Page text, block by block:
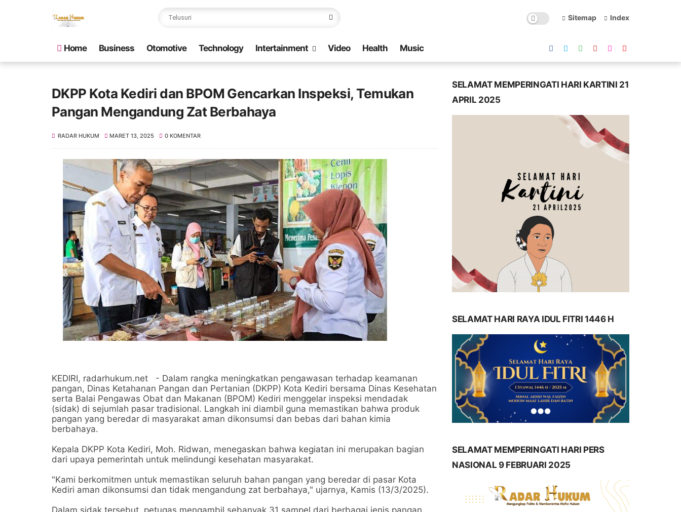
Sitemap Index
Home Business Otomotive Technology Intertainment Video Health Music
DKPP Kota Kediri dan BPOM Gencarkan Inspeksi, Temukan
Pangan Mengandung Zat Berbahaya
RADAR HUKUM MARET 13, 2025 0 KOMENTAR
KEDIRI, radarhukum.net - Dalam rangka meningkatkan pengawasan terhadap keamanan
pangan, Dinas Ketahanan Pangan dan Pertanian (DKPP) Kota Kediri bersama Dinas Kesehatan
serta Balai Pengawas Obat dan Makanan (BPOM) Kediri menggelar inspeksi mendadak
(sidak) di sejumlah pasar tradisional. Langkah ini diambil guna memastikan bahwa produk
pangan yang beredar di masyarakat aman dikonsumsi dan bebas dari bahan kimia
berbahaya.
Kepala DKPP Kota Kediri, Moh. Ridwan, menegaskan bahwa kegiatan ini merupakan bagian
dari upaya pemerintah untuk melindungi kesehatan masyarakat.
"Kami berkomitmen untuk memastikan seluruh bahan pangan yang beredar di pasar Kota
Kediri aman dikonsumsi dan tidak mengandung zat berbahaya," ujarnya, Kamis (13/3/2025).
Dalam sidak tersebut, petugas mengambil sebanyak 31 sampel dari berbagai jenis pangan,
SELAMAT MEMPERINGATI HARI KARTINI 21
APRIL 2025
SELAMAT HARI RAYA IDUL FITRI 1446 H
SELAMAT MEMPERINGATI HARI PERS
NASIONAL 9 FEBRUARI 2025